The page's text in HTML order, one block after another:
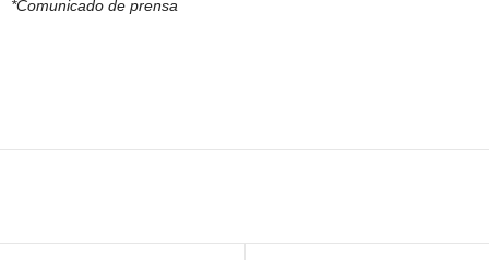
*Comunicado de prensa